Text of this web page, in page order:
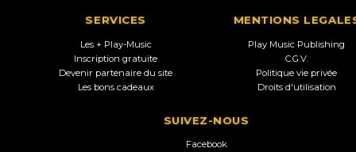
SERVICES
Les + Play-Music
Inscription gratuite
Devenir partenaire du site
Les bons cadeaux
MENTIONS
Play Music Publishing
C.G.V.
Politique vie privée
Droits d'utilisation
SUIVEZ-NOUS
Facebook